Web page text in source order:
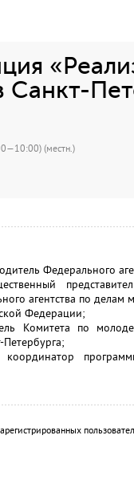
(местн.)
Федерального
агентства по делам
Федерации;
Комитета по